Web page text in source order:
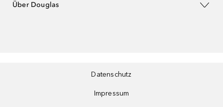
Über Douglas
Datenschutz
Impressum